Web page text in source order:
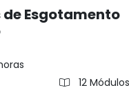
Esgotamento
12 Módulos